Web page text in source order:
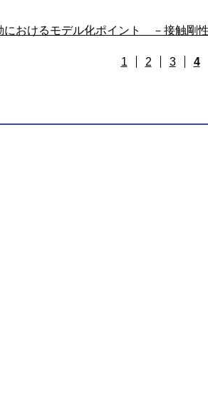
におけるモデル化ポイント －接触剛
1 2 3 4